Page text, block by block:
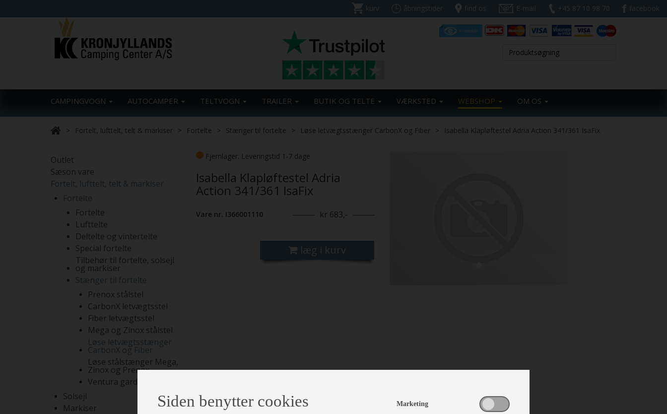
kurv åbningstider find os E-mail +45 87 10 98 70 facebook
CAMPINGVOGN AUTOCAMPER TELTVOGN TRAILER BUTIK OG TELTE VÆRKSTED WEBSHOP OM OS
Fortelt, lufttelt, telt & markiser Fortelte Stænger til fortelte Løse letvægtsstænger CarbonX og Fiber Isabella Klapløftestel Adria Action 341/361 IsaFix
Outlet
Sæson vare
Fortelt, lufttelt, telt & markiser
Fortelte
Fortelte
Lufttelte
Deltelte og vintertelte
Special fortelte
Tilbehør til fortelte, solsejl
og markiser
Stænger til fortelte
Prenox stålstel
CarbonX letvægtsstel
Fiber letvægtsstel
Mega og Zinox stålstel
Løse letvægtsstænger
CarbonX og Fiber
Løse stålstænger Mega,
Zinox og Prenox
Ventura gardinstænger
Solsejl
Markiser
Fjernlager. Leveringstid 1-7 dage
Isabella Klapløftestel Adria
Action 341/361 IsaFix
Vare nr. I366001110 kr 683,-
læg i kurv
Siden benytter cookies Marketing